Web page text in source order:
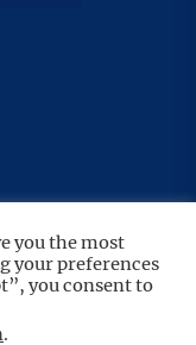
UP↑
you the most
your preferences
you consent to
.